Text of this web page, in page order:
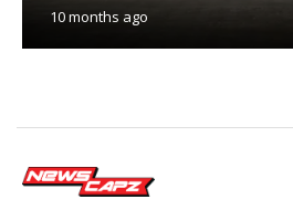
10 months ago